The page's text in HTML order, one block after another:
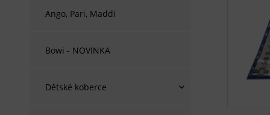
Ango, Pari, Maddi
Bowi - NOVINKA
Dětské koberce